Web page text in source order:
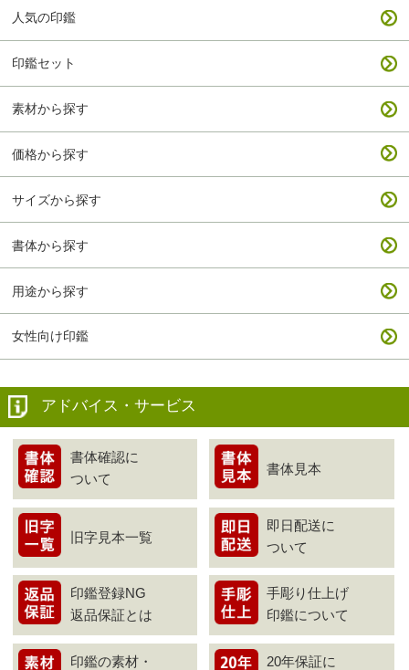
人気の印鑑
印鑑セット
素材から探す
価格から探す
サイズから探す
書体から探す
用途から探す
女性向け印鑑
アドバイス・サービス
書体確認に
ついて
書体見本
旧字見本一覧
即日配送に
ついて
印鑑登録NG
返品保証とは
手彫り仕上げ
印鑑について
印鑑の素材・
20年保証に